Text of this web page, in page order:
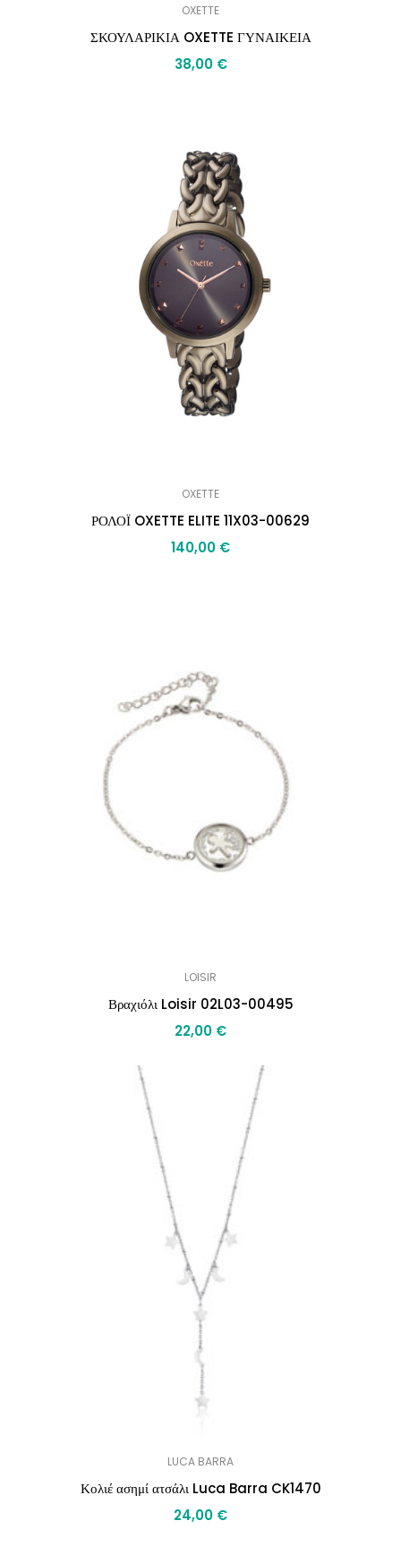
OXETTE
ΣΚΟΥΛΑΡΙΚΙΑ OXETTE ΓΥΝΑΙΚΕΙΑ
38,00 €
OXETTE
ΡΟΛΟΪ OXETTE ELITE 11X03-00629
140,00 €
LOISIR
Βραχιόλι Loisir 02L03-00495
22,00 €
LUCA BARRA
Κολιέ ασημί ατσάλι Luca Barra CK1470
24,00 €